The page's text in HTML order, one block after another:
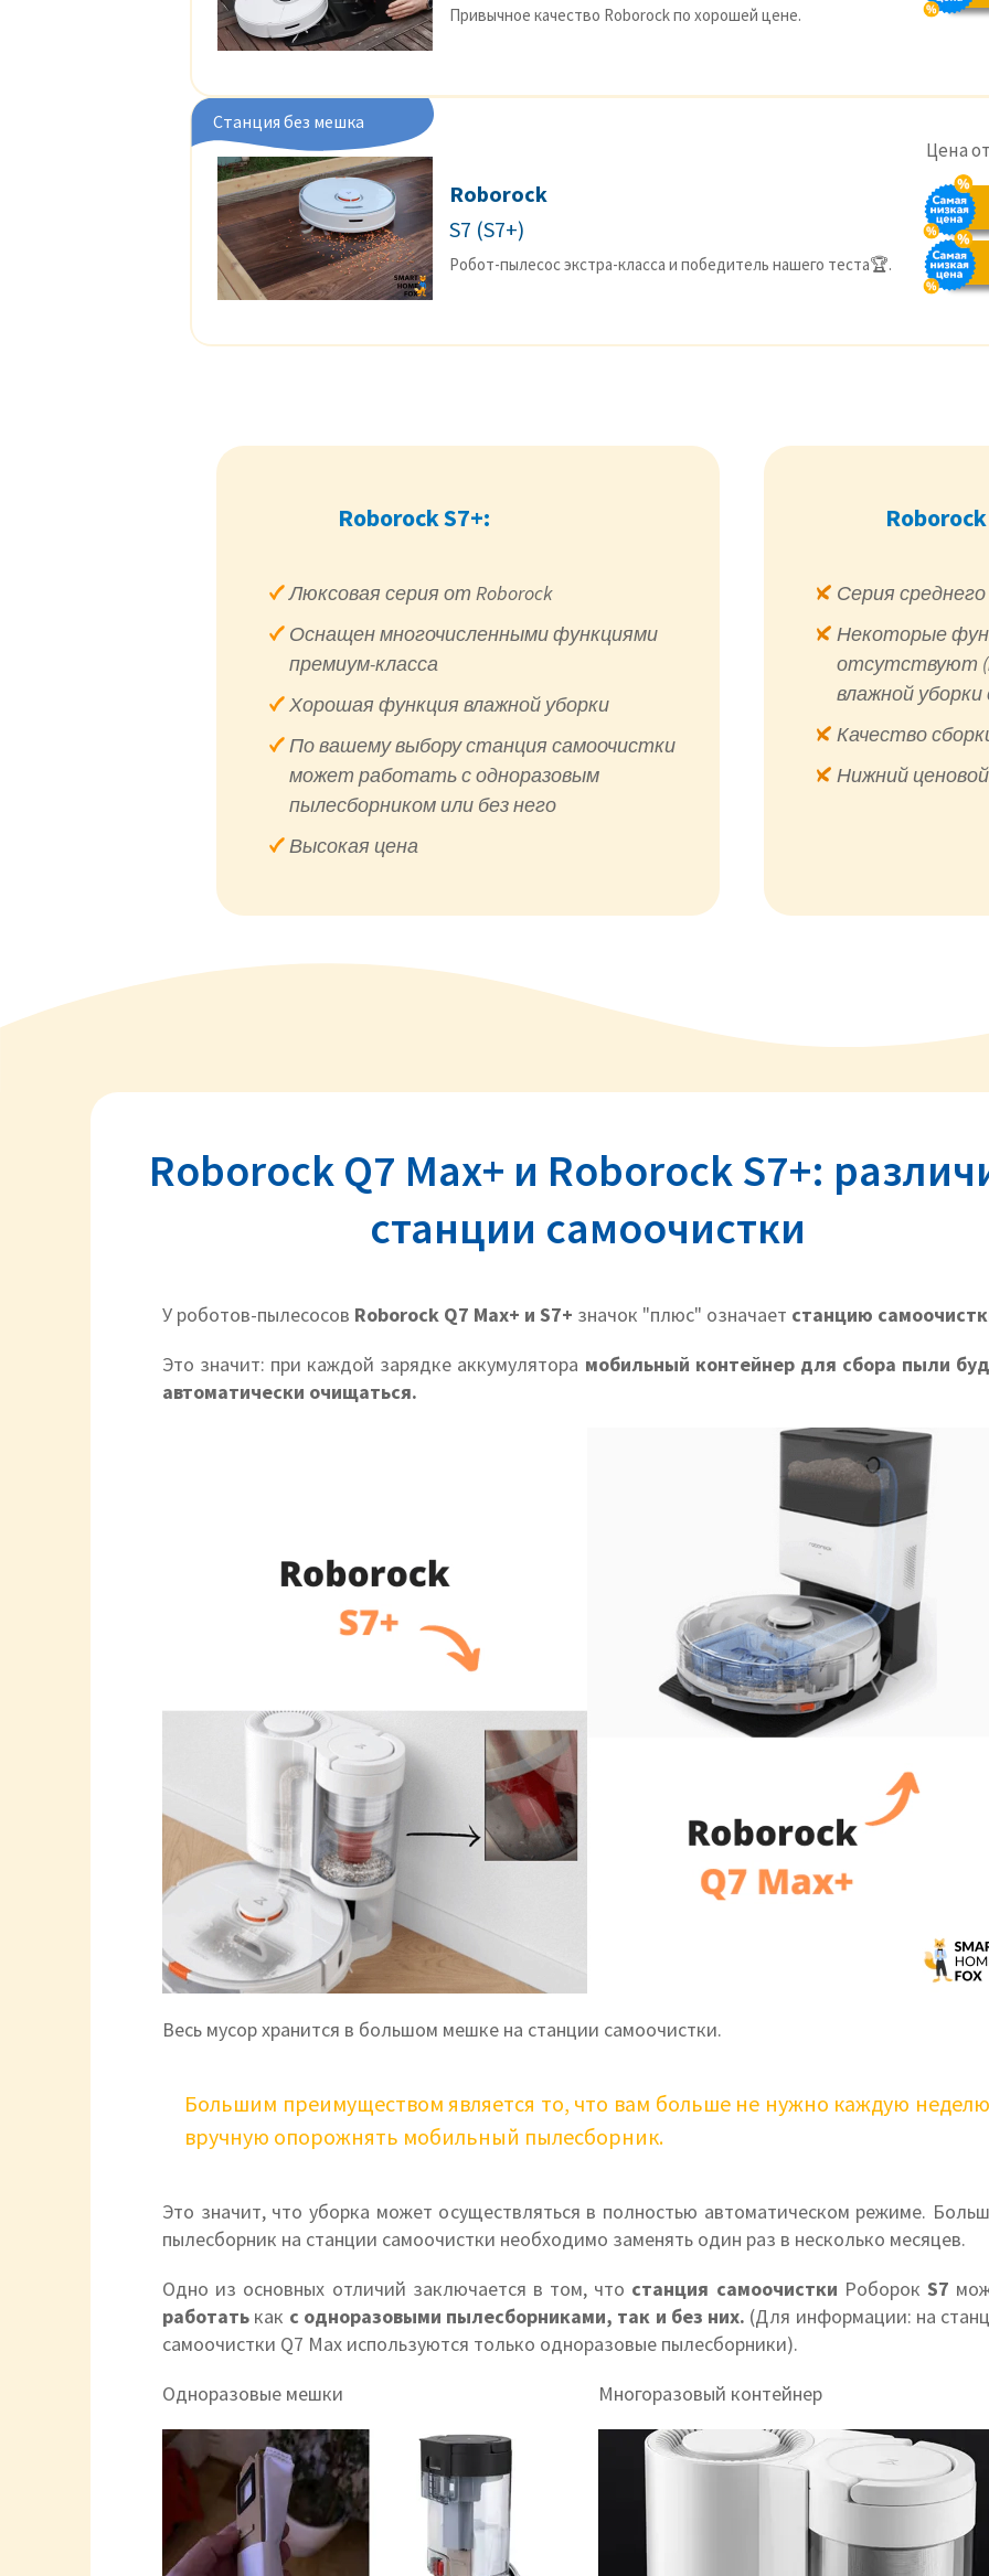
Привычное качество Roborock по хорошей цене.
Станция без мешка
Roborock
S7 (S7+)
Робот-пылесос экстра-класса и победитель нашего теста🏆.
Цена от
Roborock S7+:
Люксовая серия от Roborock
Оснащен многочисленными функциями
премиум-класса
Хорошая функция влажной уборки
По вашему выбору станция самоочистки
может работать с одноразовым
пылесборником или без него
Высокая цена
Серия
Некоторые
отсутствуют
влажной уборки
Качество
Нижний
Roborock Q7 Max+ и Roborock S7+:
станции самоочистки
У роботов-пылесосов Roborock Q7 Max+ и S7+ значок "плюс" означает станцию
Это значит: при каждой зарядке аккумулятора мобильный контейнер для сбора пыли
автоматически очищаться.
Весь мусор хранится в большом мешке на станции самоочистки.
Большим преимуществом является то, что вам больше не нужно каждую неделю
вручную опорожнять мобильный пылесборник.
Это значит, что уборка может осуществляться в полностью автоматическом режиме.
пылесборник на станции самоочистки необходимо заменять один раз в несколько месяцев.
Одно из основных отличий заключается в том, что станция самоочистки Роборок S7
работать как с одноразовыми пылесборниками, так и без них. (Для информации: на
самоочистки Q7 Max используются только одноразовые пылесборники).
Одноразовые мешки
Многоразовый контейнер